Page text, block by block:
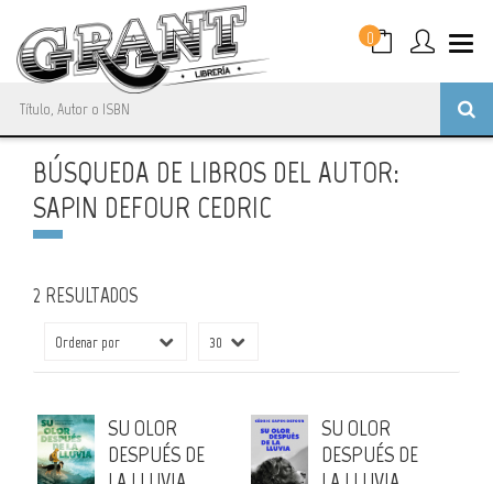
0
BÚSQUEDA DE LIBROS DEL AUTOR:
SAPIN DEFOUR CEDRIC
2 RESULTADOS
SU OLOR
DESPUÉS DE
SU OLOR
DESPUÉS DE